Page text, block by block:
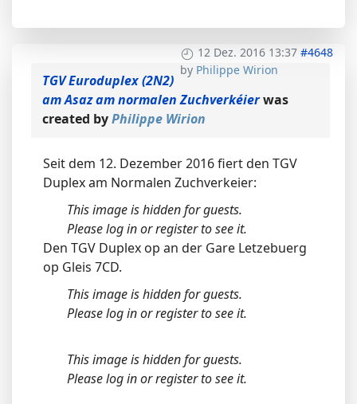
12 Dez. 2016 13:37 #4648
by Philippe Wirion
TGV Euroduplex (2N2)
am Asaz am normalen Zuchverkéierwas
created byPhilippe Wirion
Seit dem 12. Dezember 2016 fiert den TGV
Duplex am Normalen Zuchverkeier:
This image is hidden for guests.
Please log in or register to see it.
Den TGV Duplex op an der Gare Letzebuerg
op Gleis 7CD.
This image is hidden for guests.
Please log in or register to see it.
This image is hidden for guests.
Please log in or register to see it.